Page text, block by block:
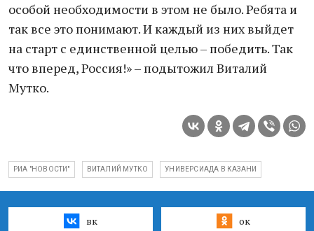
особой необходимости в этом не было. Ребята и
так все это понимают. И каждый из них выйдет
на старт с единственной целью – победить. Так
что вперед, Россия!» – подытожил Виталий
Мутко.
РИА "НОВОСТИ" ВИТАЛИЙ МУТКО УНИВЕРСИАДА В КАЗАНИ
вк ок